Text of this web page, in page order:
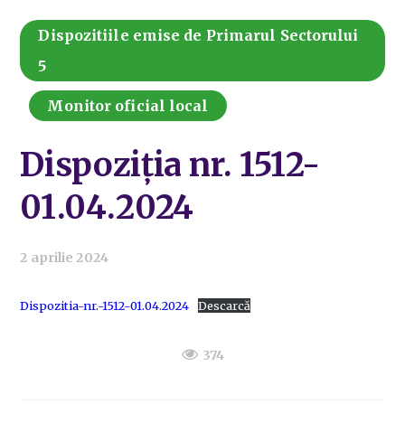
Dispozitiile emise de Primarul Sectorului
5
Monitor oficial local
Dispoziția nr. 1512-
01.04.2024
2 aprilie 2024
Dispozitia-nr.-1512-01.04.2024 Descarcă
374